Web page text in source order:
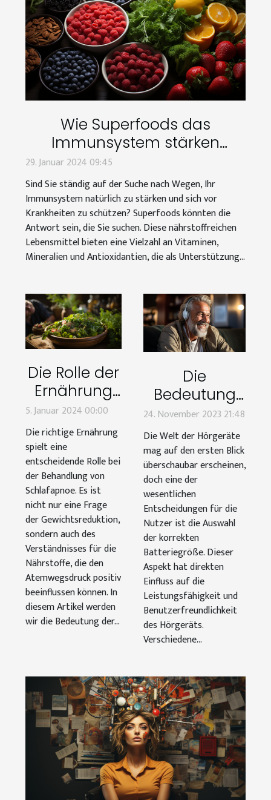
Wie Superfoods das
Immunsystem stärken
können
29. Januar 2024 09:45
Sind Sie ständig auf der Suche nach Wegen, Ihr
Immunsystem natürlich zu stärken und sich vor
Krankheiten zu schützen? Superfoods könnten die
Antwort sein, die Sie suchen. Diese nährstoffreichen
Lebensmittel bieten eine Vielzahl an Vitaminen,
Mineralien und Antioxidantien, die als Unterstützung...
Die Rolle der
Ernährung
bei der
Behandlung
von
Schlafapnoe
5. Januar 2024 00:00
Die richtige Ernährung
spielt eine
entscheidende Rolle bei
der Behandlung von
Schlafapnoe. Es ist
nicht nur eine Frage
der Gewichtsreduktion,
sondern auch des
Verständnisses für die
Nährstoffe, die den
Atemwegsdruck positiv
beeinflussen können. In
diesem Artikel werden
wir die Bedeutung der...
Die
Bedeutung
der richtigen
Batteriegröße
für Ihr
Hörgerät: Ein
Leitfaden zu
den Größen
312, 10, 13, und
675
24. November 2023 21:48
Die Welt der Hörgeräte
mag auf den ersten Blick
überschaubar erscheinen,
doch eine der
wesentlichen
Entscheidungen für die
Nutzer ist die Auswahl
der korrekten
Batteriegröße. Dieser
Aspekt hat direkten
Einfluss auf die
Leistungsfähigkeit und
Benutzerfreundlichkeit
des Hörgeräts.
Verschiedene...